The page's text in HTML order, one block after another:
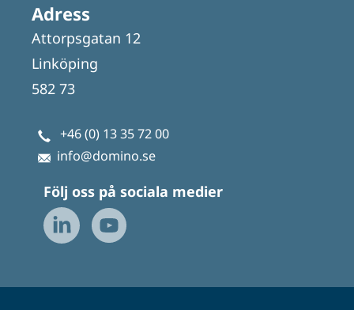
Adress
Attorpsgatan 12
Linköping
582 73
+46 (0) 13 35 72 00
info@domino.se
Följ oss på sociala medier